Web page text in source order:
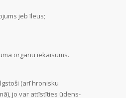
jeb īleus;
orgānu iekaisums.
(arī hronisku
jo var attīstīties ūdens-